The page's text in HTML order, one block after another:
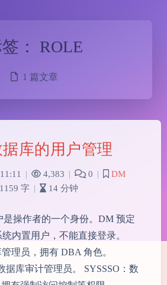
： ROLE
1 篇文章
库的用户管理
| 4,383 | 0 |
DM
1159 字 | 14 分钟
是操作者的一个身份。DM 预定
内置用户，不能直接登录。
理员，拥有 DBA 角色。
据库审计管理员。 SYSSSO：数